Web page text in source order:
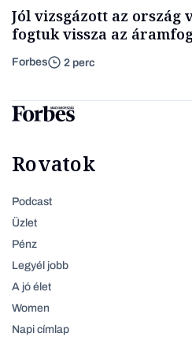
Jól vizsgázott az ország
fogtuk vissza az
Forbes 2 perc
Rovatok
Podcast
Üzlet
Pénz
Legyél jobb
A jó élet
Women
Napi címlap